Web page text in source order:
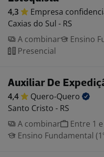
4,3 Empresa
Caxias do Sul - RS
A combinar
Ensino
Presencial
Auxiliar De
4,4
Quero-Quero
Santo Cristo - RS
A combinar
Entre 1
Ensino Fundamental